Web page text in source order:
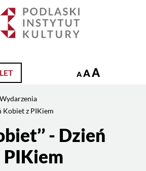
A AA
Wydarzenia
Kobiet z PIKiem
- Dzień